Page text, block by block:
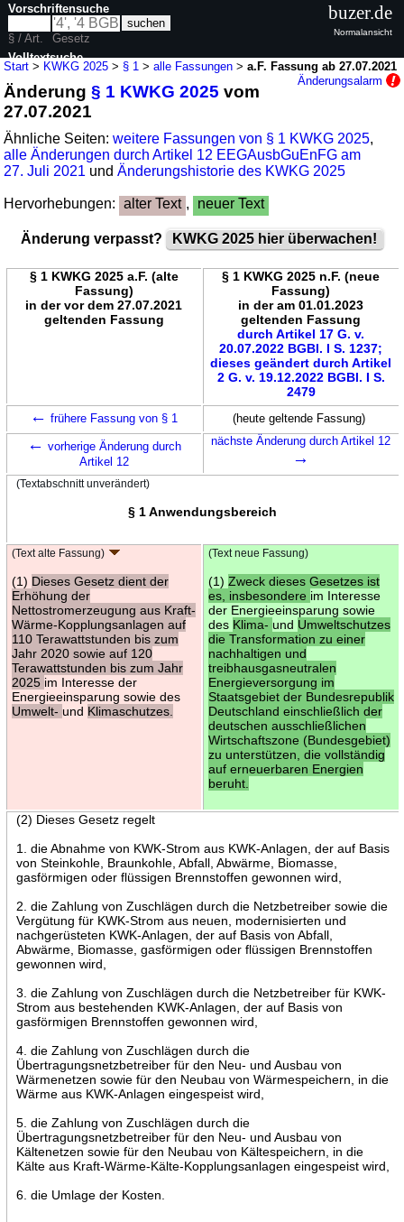
Start > KWKG 2025 > § 1 >alle Fassungen >a.F. Fassung ab 27.07.2021
Änderungsalarm
Änderung§ 1 KWKG 2025 vom
27.07.2021
Ähnliche Seiten:weitere Fassungen von § 1 KWKG 2025,
alle Änderungen durch Artikel 12 EEGAusbGuEnFG am
27. Juli 2021 undÄnderungshistorie des KWKG 2025
Hervorhebungen: alter Text , neuer Text
Änderung verpasst? KWKG 2025 hier überwachen!
§ 1 KWKG 2025 a.F. (alte
Fassung)
in der vor dem 27.07.2021
geltenden Fassung
§ 1 KWKG 2025 n.F. (neue
Fassung)
in der am 01.01.2023
geltenden Fassung
durch Artikel 17 G. v.
20.07.2022 BGBl. I S. 1237;
dieses geändert durch Artikel
2 G. v. 19.12.2022 BGBl. I S.
2479
← frühere Fassung von § 1 (heute geltende Fassung)
← vorherige Änderung durch
Artikel 12
nächste Änderung durch Artikel 12
→
(Textabschnitt unverändert)
§ 1 Anwendungsbereich
(Text alte Fassung)
(1) Dieses Gesetz dient der
Erhöhung der
Nettostromerzeugung aus Kraft-
Wärme-Kopplungsanlagen auf
110 Terawattstunden bis zum
Jahr 2020 sowie auf 120
Terawattstunden bis zum Jahr
2025 im Interesse der
Energieeinsparung sowie des
Umwelt- und Klimaschutzes.
(Text neue Fassung)
(1) Zweck dieses Gesetzes ist
es, insbesondere im Interesse
der Energieeinsparung sowie
des Klima- und Umweltschutzes
die Transformation zu einer
nachhaltigen und
treibhausgasneutralen
Energieversorgung im
Staatsgebiet der Bundesrepublik
Deutschland einschließlich der
deutschen ausschließlichen
Wirtschaftszone (Bundesgebiet)
zu unterstützen, die vollständig
auf erneuerbaren Energien
beruht.
(2) Dieses Gesetz regelt
1. die Abnahme von KWK-Strom aus KWK-Anlagen, der auf Basis
von Steinkohle, Braunkohle, Abfall, Abwärme, Biomasse,
gasförmigen oder flüssigen Brennstoffen gewonnen wird,
2. die Zahlung von Zuschlägen durch die Netzbetreiber sowie die
Vergütung für KWK-Strom aus neuen, modernisierten und
nachgerüsteten KWK-Anlagen, der auf Basis von Abfall,
Abwärme, Biomasse, gasförmigen oder flüssigen Brennstoffen
gewonnen wird,
3. die Zahlung von Zuschlägen durch die Netzbetreiber für KWK-
Strom aus bestehenden KWK-Anlagen, der auf Basis von
gasförmigen Brennstoffen gewonnen wird,
4. die Zahlung von Zuschlägen durch die
Übertragungsnetzbetreiber für den Neu- und Ausbau von
Wärmenetzen sowie für den Neubau von Wärmespeichern, in die
Wärme aus KWK-Anlagen eingespeist wird,
5. die Zahlung von Zuschlägen durch die
Übertragungsnetzbetreiber für den Neu- und Ausbau von
Kältenetzen sowie für den Neubau von Kältespeichern, in die
Kälte aus Kraft-Wärme-Kälte-Kopplungsanlagen eingespeist wird,
6. die Umlage der Kosten.
Vorschriftensuche
§ / Art.
Gesetz
Volltextsuche
nur in KWKG 2025
buzer.de
Normalansicht